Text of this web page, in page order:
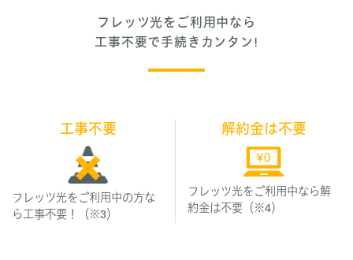
フレッツ光をご利用中なら
工事不要で手続きカンタン!
工事不要
フレッツ光をご利用中の方な
ら工事不要！（※3）
解約金は不要
フレッツ光をご利用中なら解
約金は不要（※4）